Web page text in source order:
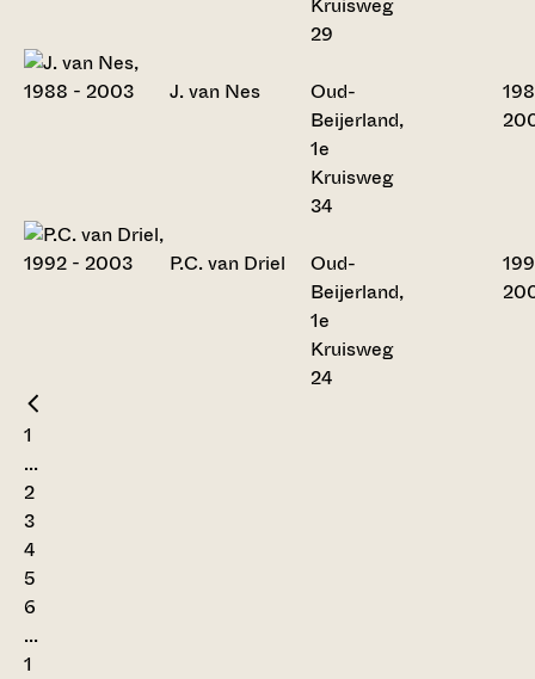
29
J. van Nes
Oud-
Beijerland,
1e
Kruisweg
34
P.C. van Driel
Oud-
Beijerland,
1e
Kruisweg
24
1
...
2
3
4
5
6
...
1